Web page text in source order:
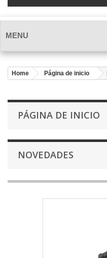
MENU
Home Página de inicio
PÁGINA DE INICIO
NOVEDADES